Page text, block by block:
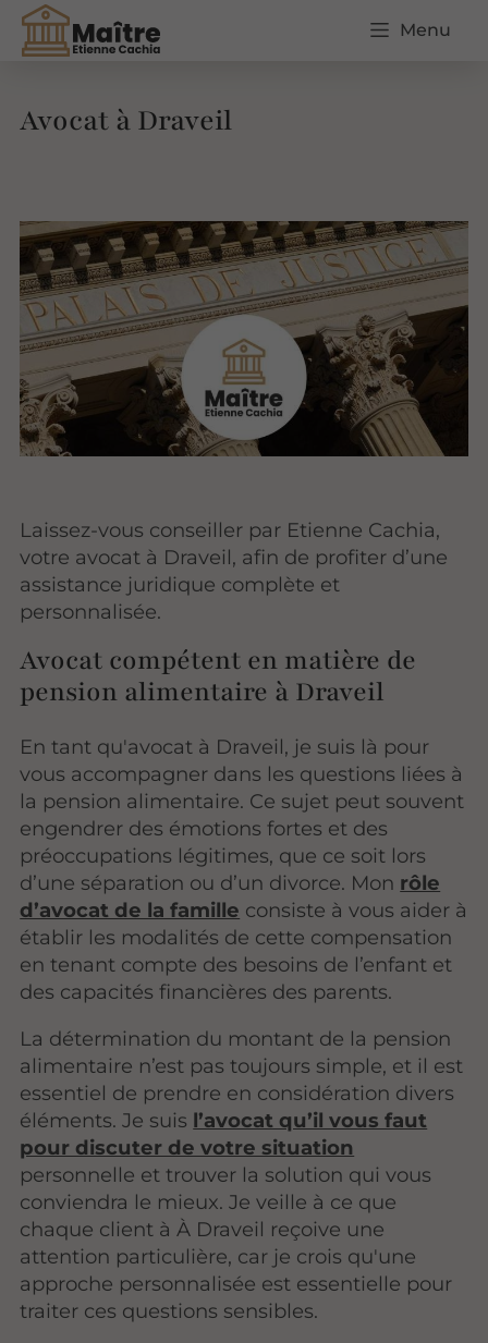
Menu
Avocat à Draveil
Laissez-vous conseiller par Etienne Cachia,
votre avocat à Draveil, afin de profiter d’une
assistance juridique complète et
personnalisée.
Avocat compétent en matière de
pension alimentaire à Draveil
En tant qu'avocat à Draveil, je suis là pour
vous accompagner dans les questions liées à
la pension alimentaire. Ce sujet peut souvent
engendrer des émotions fortes et des
préoccupations légitimes, que ce soit lors
d’une séparation ou d’un divorce. Mon rôle
d’avocat de la famille consiste à vous aider à
établir les modalités de cette compensation
en tenant compte des besoins de l’enfant et
des capacités financières des parents.
La détermination du montant de la pension
alimentaire n’est pas toujours simple, et il est
essentiel de prendre en considération divers
éléments. Je suis l’avocat qu’il vous faut
pour discuter de votre situation
personnelle et trouver la solution qui vous
conviendra le mieux. Je veille à ce que
chaque client à À Draveil reçoive une
attention particulière, car je crois qu'une
approche personnalisée est essentielle pour
traiter ces questions sensibles.